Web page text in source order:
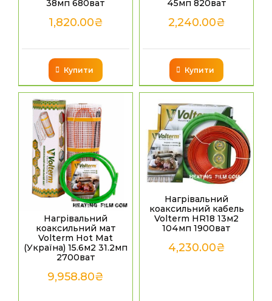
38мп 680ват
1,820.00₴
Купити
45мп 820ват
2,240.00₴
Купити
Нагрівальний
коаксильний мат
Volterm Hot Mat
(Україна) 15.6м2 31.2мп
2700ват
9,958.80₴
Нагрівальний
коаксильний кабель
Volterm HR18 13м2
104мп 1900ват
4,230.00₴